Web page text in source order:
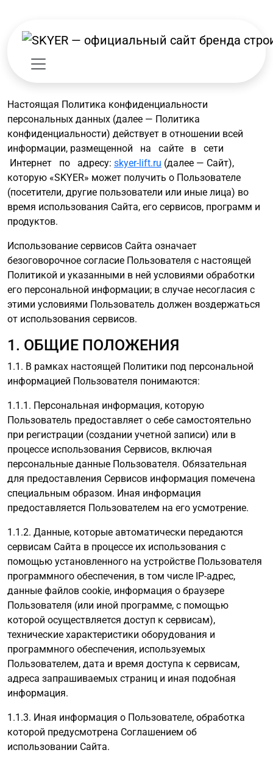
Настоящая Политика конфиденциальности
персональных данных (далее — Политика
конфиденциальности) действует в отношении всей
информации, размещенной на сайте в сети
Интернет по адресу: skyer-lift.ru (далее — Сайт),
которую «SKYER» может получить о Пользователе
(посетители, другие пользователи или иные лица) во
время использования Сайта, его сервисов, программ и
продуктов.
Использование сервисов Сайта означает
безоговорочное согласие Пользователя с настоящей
Политикой и указанными в ней условиями обработки
его персональной информации; в случае несогласия с
этими условиями Пользователь должен воздержаться
от использования сервисов.
1. ОБЩИЕ ПОЛОЖЕНИЯ
1.1. В рамках настоящей Политики под персональной
информацией Пользователя понимаются:
1.1.1. Персональная информация, которую
Пользователь предоставляет о себе самостоятельно
при регистрации (создании учетной записи) или в
процессе использования Сервисов, включая
персональные данные Пользователя. Обязательная
для предоставления Сервисов информация помечена
специальным образом. Иная информация
предоставляется Пользователем на его усмотрение.
1.1.2. Данные, которые автоматически передаются
сервисам Сайта в процессе их использования с
помощью установленного на устройстве Пользователя
программного обеспечения, в том числе IP-адрес,
данные файлов cookie, информация о браузере
Пользователя (или иной программе, с помощью
которой осуществляется доступ к сервисам),
технические характеристики оборудования и
программного обеспечения, используемых
Пользователем, дата и время доступа к сервисам,
адреса запрашиваемых страниц и иная подобная
информация.
1.1.3. Иная информация о Пользователе, обработка
которой предусмотрена Соглашением об
использовании Сайта.